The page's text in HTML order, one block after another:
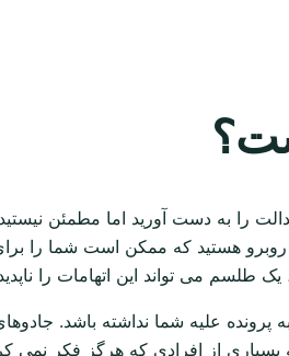
را به دست آورید اما مطمئن
روبرو هستید که ممکن است شما را
طلسم می تواند این اتهامات را
علیه شما نداشته باشد.
بسیاری از افرادی که هرگز فکر نمی